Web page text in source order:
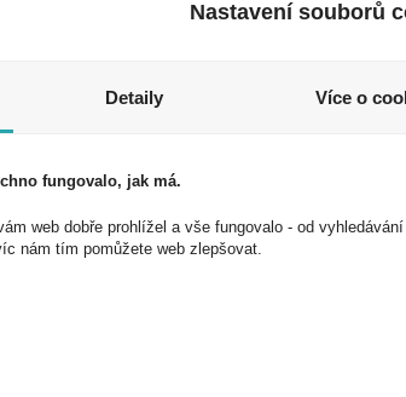
slevy!
výhod!
Nastavení souborů
Detaily Více o
fungovalo, jak má.
web dobře prohlížel a vše fungovalo - od
nám tím pomůžete web zlepšovat.